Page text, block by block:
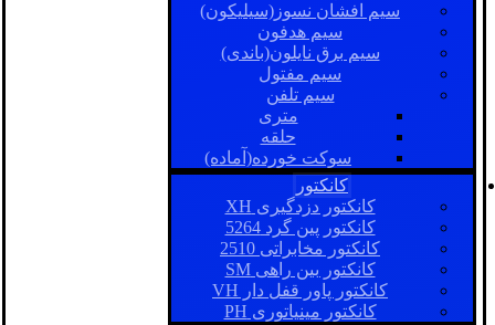
سیم افشان نسوز(سیلیکون)
سیم هدفون
سیم برق نایلون(باندی)
سیم مفتول
سیم تلفن
متری
حلقه
سوکت خورده(آماده)
کانکتور
کانکتور دزدگیری XH
کانکتور پین گرد 5264
کانکتور مخابراتی 2510
کانکتور بین راهی SM
کانکتور پاور قفل دار VH
کانکتور مینیاتوری PH